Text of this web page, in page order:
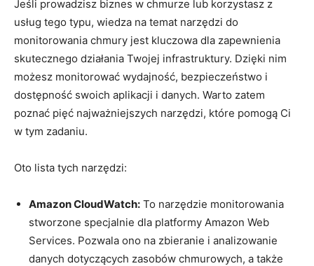
Jeśli prowadzisz biznes ‍w chmurze lub‍ korzystasz z
usług⁣ tego typu, ‍wiedza na temat narzędzi ⁢do
monitorowania chmury jest⁢ kluczowa​ dla ‌zapewnienia​
skutecznego działania‌ Twojej infrastruktury. Dzięki nim
możesz monitorować wydajność,⁤ bezpieczeństwo i
dostępność swoich⁤ aplikacji i ⁤danych. Warto zatem
poznać pięć najważniejszych ‍narzędzi, ⁢które⁣ pomogą Ci
w tym zadaniu.
Oto ⁢lista tych narzędzi:
Amazon CloudWatch: To narzędzie monitorowania
stworzone‍ specjalnie ‍dla platformy Amazon Web⁢
Services. Pozwala‍ ono na zbieranie i analizowanie
danych dotyczących‍ zasobów chmurowych, ‌a⁤ także ​